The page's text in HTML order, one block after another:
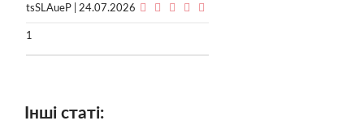
tsSLAueP | 24.07.2026
1
Інші статі: